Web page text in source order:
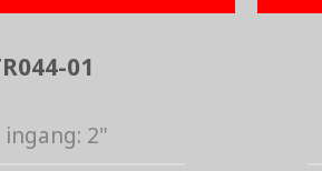
01
ingang: 2"